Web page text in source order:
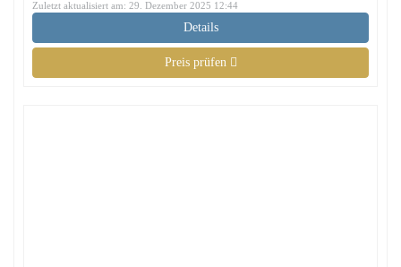
Zuletzt aktualisiert am: 29. Dezember 2025 12:44
Details
Preis prüfen